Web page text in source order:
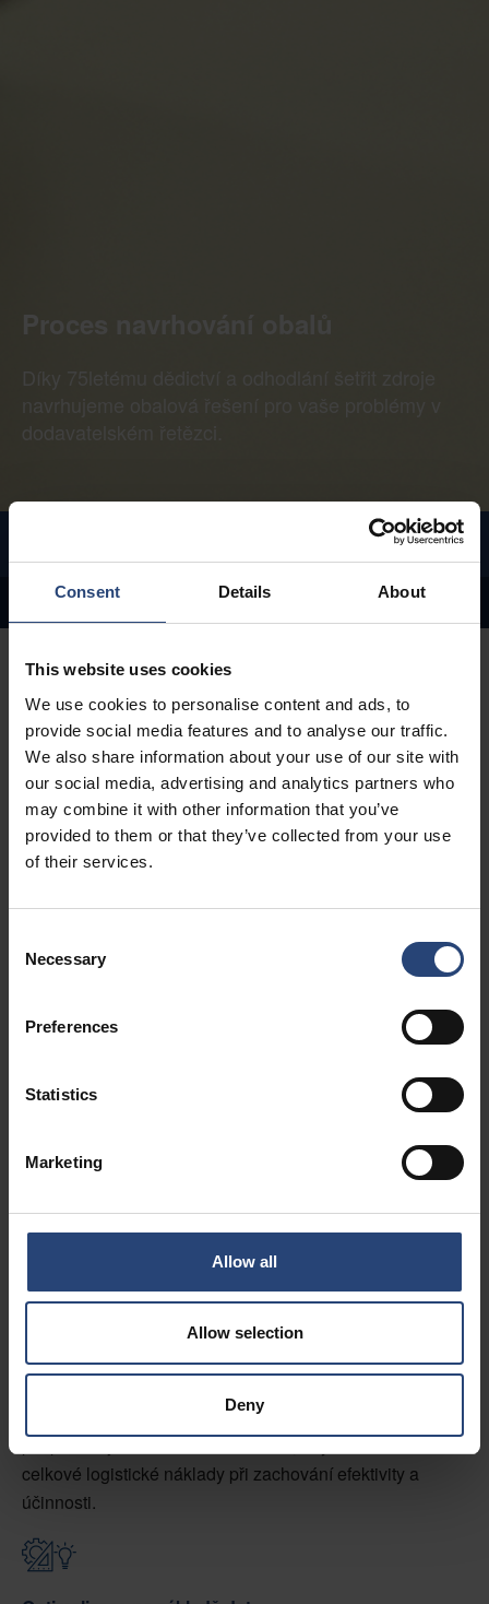
Consent Details About
This website uses cookies
We use cookies to personalise content and ads, to
provide social media features and to analyse our traffic.
We also share information about your use of our site with
our social media, advertising and analytics partners who
may combine it with other information that you’ve
provided to them or that they’ve collected from your use
of their services.
Selection
Necessary
Preferences
Statistics
Marketing
Allow all
Allow selection
Deny
Proces navrhování obalů
Díky 75letému dědictví a odhodlání šetřit zdroje
navrhujeme obalová řešení pro vaše problémy v
dodavatelském řetězci.
Pokyny pro udržitelný designGreenCalc Kontaktujte nás
Navrhujeme
optimalizované
obaly
Upřednostňujeme holistický a efektivní design a výběr
materiálů, čímž se snažíme dosáhnout úspor a rozšířit
včetně dopravy, manipulace, ochrany a skladování, a
zároveň zajistit vysokou úroveň kvality. Využitím našeho
3D inženýrského procesu navíc umožňujeme efektivní
zákazníků, včetně přepravy, skladování a manipulace,
přizpůsobujeme obalová řešení tak, aby minimalizovala
celkové logistické náklady při zachování efektivity a
účinnosti.